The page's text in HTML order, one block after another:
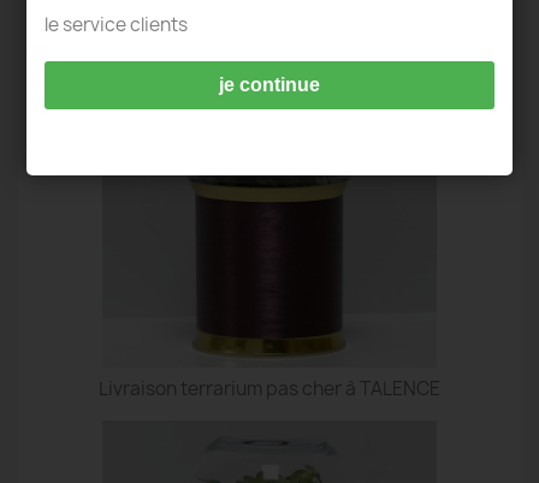
TERRARIUM IDÉES DECO - TALENCE
Livraison terrarium pas cher à TALENCE
le service clients
je continue